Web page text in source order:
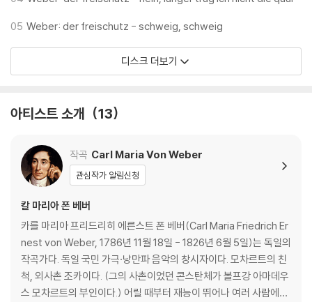
05 Weber: der freischutz - schweig, schweig
디스크 더보기
아티스트 소개 13
작곡 Carl Maria Von Weber
관심작가 알림신청
칼 마리아 폰 베버
카를 마리아 프리드리히 에른스트 폰 베버(Carl Maria Friedrich Er
nest von Weber, 1786년 11월 18일 - 1826년 6월 5일)는 독일의
작곡가다. 독일 국민 가극·낭만파 음악의 창시자이다. 모차르트의 친
척, 외사촌 조카이다. (그의 사촌이었던 콘스탄체가 볼프강 아마데우
스 모차르트의 부인이다.) 어릴 때부터 재능이 뛰어나 여러 사람에게